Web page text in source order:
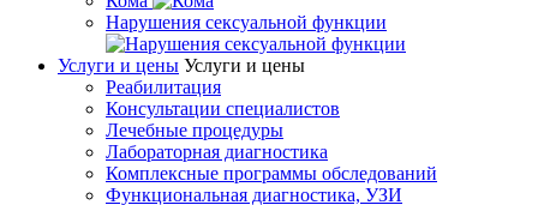
Нарушения сексуальной функции
Услуги и цены Услуги и цены
Реабилитация
Консультации специалистов
Лечебные процедуры
Лабораторная диагностика
Комплексные программы обследований
Функциональная диагностика, УЗИ